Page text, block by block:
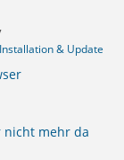
& Update
nicht mehr da